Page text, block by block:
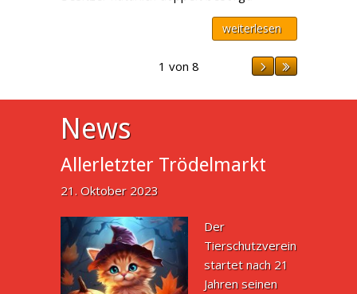
weiterlesen
1 von 8
News
Allerletzter Trödelmarkt
21. Oktober 2023
Der
Tierschutzverein
startet nach 21
Jahren seinen